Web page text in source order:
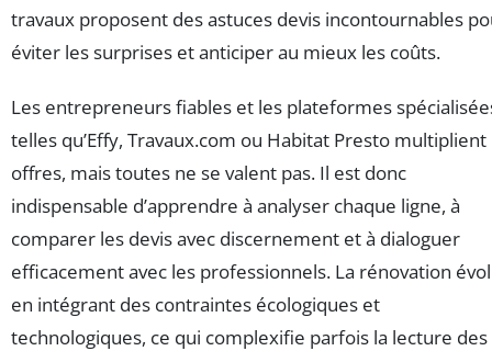
travaux proposent des astuces devis incontournables
éviter les surprises et anticiper au mieux les coûts.
Les entrepreneurs fiables et les plateformes
telles qu’Effy, Travaux.com ou Habitat Presto multiplient
offres, mais toutes ne se valent pas. Il est donc
indispensable d’apprendre à analyser chaque ligne, à
comparer les devis avec discernement et à dialoguer
efficacement avec les professionnels. La rénovation
en intégrant des contraintes écologiques et
technologiques, ce qui complexifie parfois la lecture des